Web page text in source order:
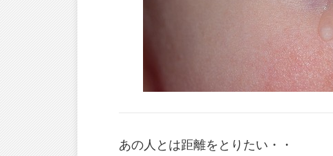
あの人とは距離をとりたい・・